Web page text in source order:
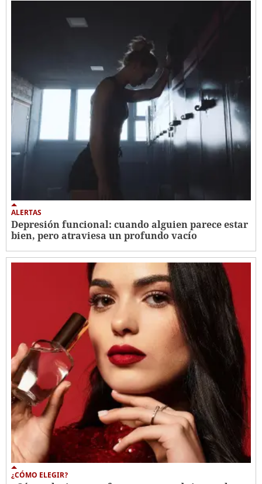
ALERTAS
Depresión funcional: cuando alguien parece estar
bien, pero atraviesa un profundo vacío
¿CÓMO ELEGIR?